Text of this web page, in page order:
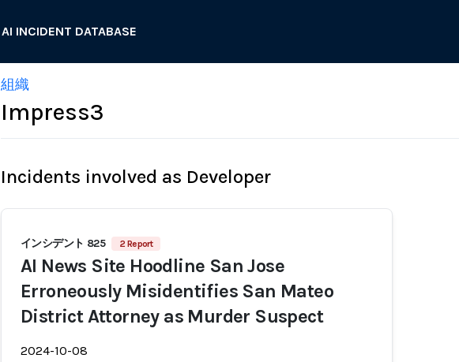
AI INCIDENT DATABASE
組織
Impress3
Incidents involved as Developer
インシデント 825 2 Report
AI News Site Hoodline San Jose
Erroneously Misidentifies San Mateo
District Attorney as Murder Suspect
2024-10-08